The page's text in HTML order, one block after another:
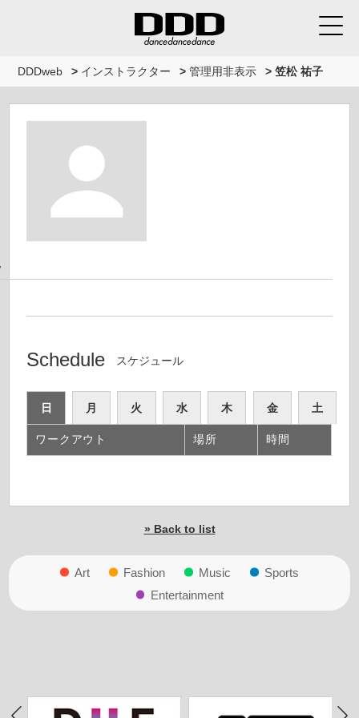
DDDweb > インストラクター >管理用非表示 >笠松 祐子
Schedule スケジュール
日 月 火 水 木 金 土
ワークアウト 場所 時間
» Back to list
Art Fashion Music
Sports
Entertainment